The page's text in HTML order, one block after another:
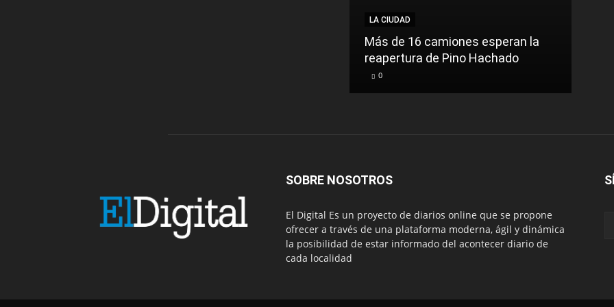
LA CIUDAD
Más de 16 camiones esperan la
reapertura de Pino Hachado
0
SOBRE NOSOTROS
El Digital Es un proyecto de diarios online que se propone
ofrecer a través de una plataforma moderna, ágil y dinámica
la posibilidad de estar informado del acontecer diario de
cada localidad